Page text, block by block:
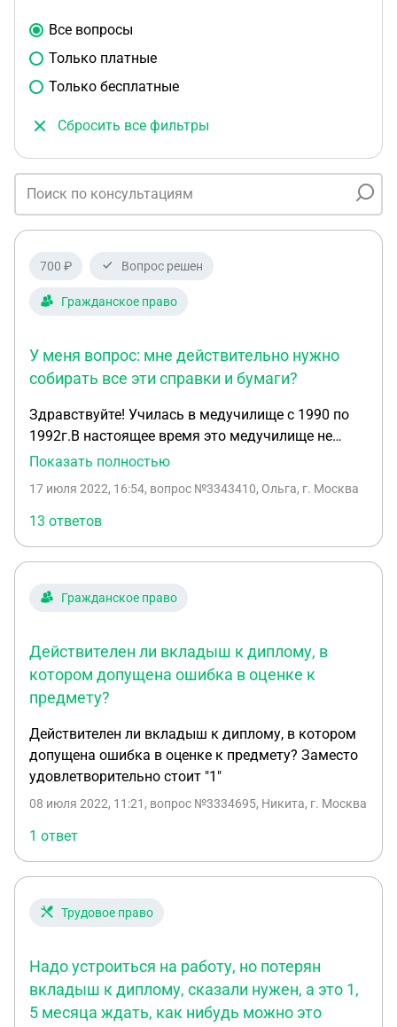
Все вопросы
Только платные
Только бесплатные
Сбросить все фильтры
700 ₽ Вопрос решен
Гражданское право
У меня вопрос: мне действительно нужно
собирать все эти справки и бумаги?
Здравствуйте! Училась в медучилище с 1990 по
1992г.В настоящее время это медучилище не
существует,его прикрепили к другому
Обращалась по поводу восстановления
вкладыша.Ответ-соберите кучу справок и бумаг,
только после этого пишите заявление на имя
директора медучилища. У меня вопрос:мне
бумаги? .
Показать полностью
17 июля 2022, 16:54, вопрос №3343410, Ольга, г. Москва
13 ответов
Гражданское право
Действителен ли вкладыш к диплому, в
котором допущена ошибка в оценке к
предмету?
Действителен ли вкладыш к диплому, в котором
допущена ошибка в оценке к предмету? Заместо
удовлетворительно стоит "1"
08 июля 2022, 11:21 , вопрос №3334695, Никита, г. Москва
1 ответ
Трудовое право
Надо устроиться на работу, но потерян
вкладыш к диплому, сказали нужен, а это 1,
5 месяца ждать, как нибудь можно это